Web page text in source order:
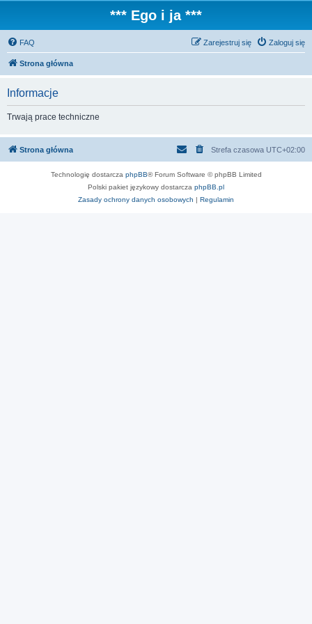
*** Ego i ja ***
FAQ Zaloguj się
Zarejestruj się
Strona główna
Informacje
Trwają prace techniczne
Strona główna Strefa czasowa UTC+02:00
Technologię dostarcza phpBB® Forum Software © phpBB Limited
Polski pakiet językowy dostarcza phpBB.pl
Zasady ochrony danych osobowych | Regulamin